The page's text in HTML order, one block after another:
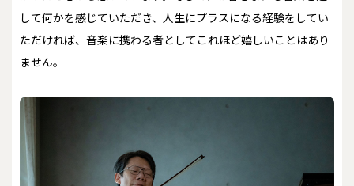
して何かを感じていただき、人生にプラスになる経験をしてい
ただければ、音楽に携わる者としてこれほど嬉しいことはあり
ません。